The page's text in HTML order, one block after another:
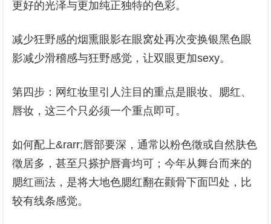
更好的光泽与更加纯正独特的色彩。
减少狂野感的烟熏眼影在眼窝处再次变换银黑色眼
影减少滑稽感与狂野感觉，让双眼更加sexy。
第四步：网红妆里引人注目的重点是眼妆、腮红、
唇妆，这三个只必须一个重点即可。
如何配上&rarr;唇部要深，通常以粉色徵或自然肤色
徵居多，甚至只搽护唇膏均可；今年从舞台而来的
腮红画法，是将大地色腮红翻在颧骨下面凹处，比
较有线条感觉。